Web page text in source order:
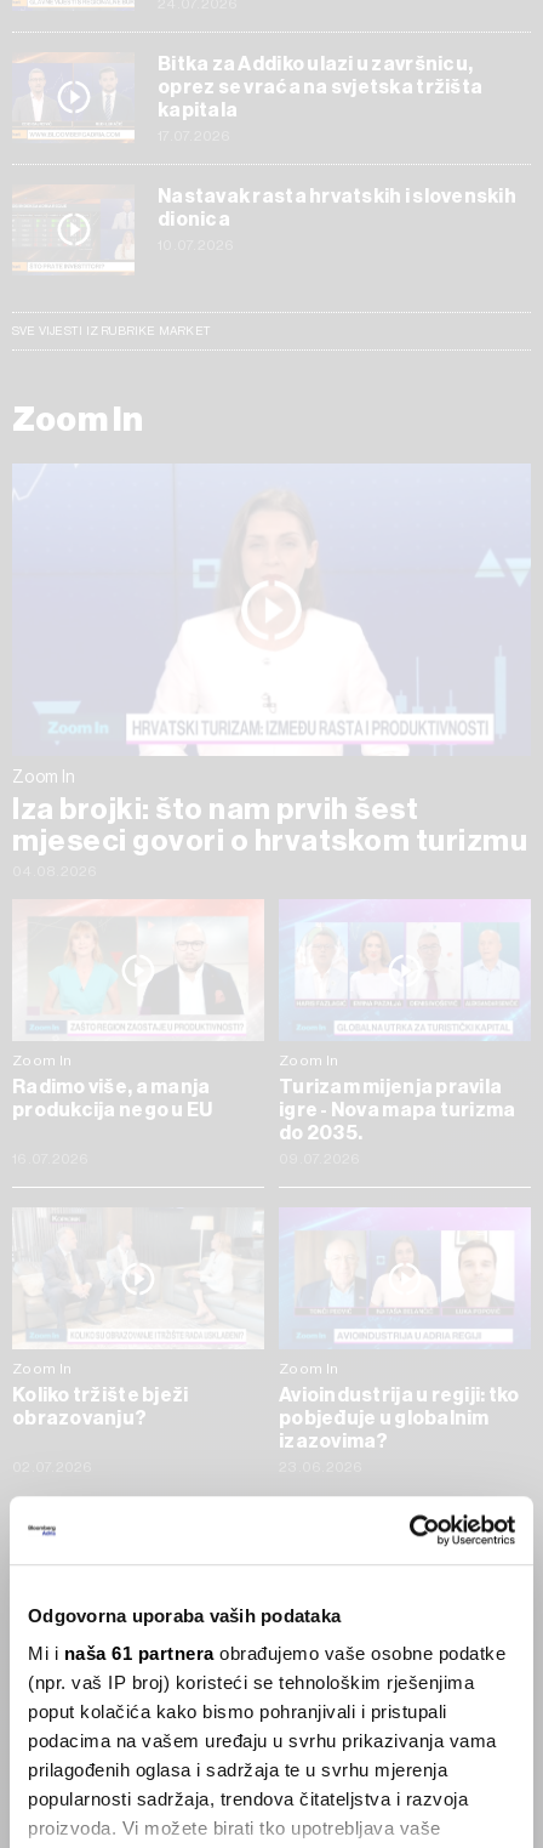
Odgovorna uporaba vaših podataka
Mi i naša 61 partneraobrađujemo vaše osobne podatke
(npr. vaš IP broj) koristeći se tehnološkim rješenjima
poput kolačića kako bismo pohranjivali i pristupali
podacima na vašem uređaju u svrhu prikazivanja vama
prilagođenih oglasa i sadržaja te u svrhu mjerenja
popularnosti sadržaja, trendova čitateljstva i razvoja
proizvoda. Vi možete birati tko upotrebljava vaše
Bitka za Addiko ulazi u završnicu,
oprez se vraća na svjetska tržišta
kapitala
Nastavak rasta hrvatskih i slovenskih
dionica
SVE VIJESTI IZ RUBRIKE MARKET
Zoom In
Zoom In
Iza brojki: što nam prvih šest
mjeseci govori o hrvatskom turizmu
Zoom In
Radimo više, a manja
produkcija nego u EU
Zoom In
Turizam mijenja pravila
igre - Nova mapa turizma
do 2035.
Zoom In
Koliko tržište bježi
obrazovanju?
Zoom In
Avioindustrija u regiji: tko
pobjeđuje u globalnim
izazovima?
SVE VIJESTI IZ RUBRIKE ZOOM IN
Businessweek Adria
Korisnici GLP-1 lijekova mršave,
ekonomija se deblja
Visok trošak selidbe kompanija iz Kine
05.12.2025